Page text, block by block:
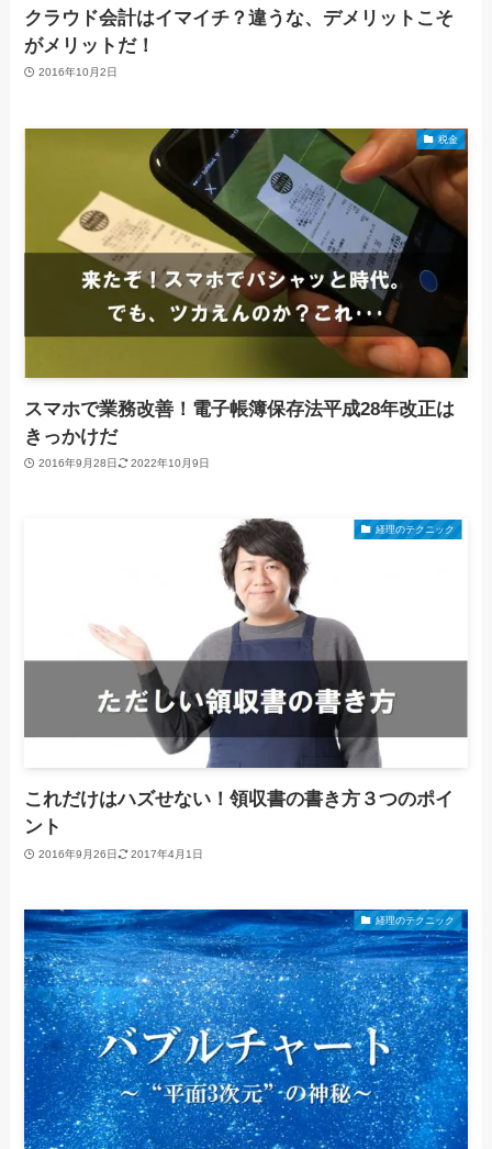
クラウド会計はイマイチ？違うな、デメリットこそ
がメリットだ！
2016年10月2日
税金
スマホで業務改善！電子帳簿保存法平成28年改正は
きっかけだ
2016年9月28日 2022年10月9日
経理のテクニック
これだけはハズせない！領収書の書き方３つのポイ
ント
2016年9月26日 2017年4月1日
経理のテクニック